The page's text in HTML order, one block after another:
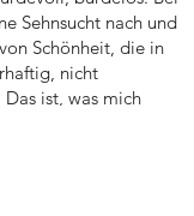
Sehnsucht nach und
Schönheit, die in
nicht
ist, was mich